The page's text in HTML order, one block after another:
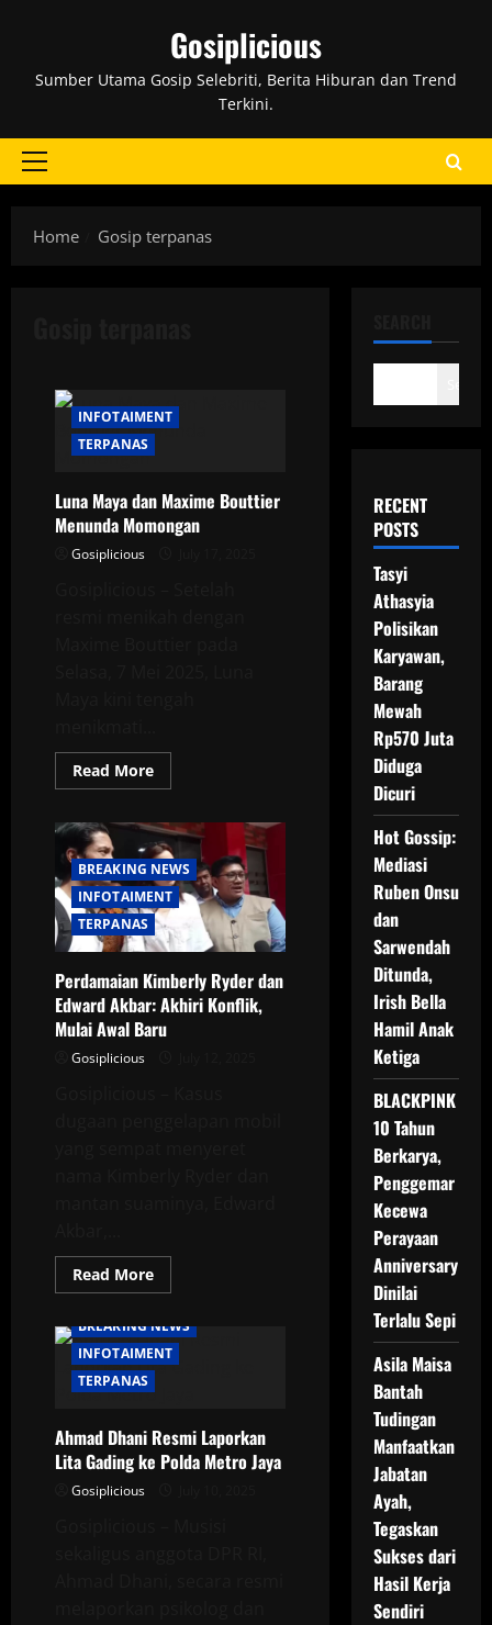
Gosiplicious
Sumber Utama Gosip Selebriti, Berita Hiburan dan Trend
Terkini.
Primary
Home
Gosip terpanas
INFOTAIMENT
TERPANAS
Luna Maya dan Maxime Bouttier
Menunda Momongan
Gosiplicious
Read MoreRead
more
Maya
dan
Maxime
Bouttier
Menunda
Momongan
BREAKING NEWS
INFOTAIMENT
TERPANAS
Perdamaian Kimberly Ryder dan
Edward Akbar: Akhiri Konflik,
Mulai Awal Baru
Gosiplicious
Read MoreRead
more
Kimberly
Ryder
dan
Akbar:
Konflik,
Mulai
Awal
Baru
BREAKING NEWS
INFOTAIMENT
TERPANAS
Ahmad Dhani Resmi Laporkan
Lita Gading ke Polda Metro Jaya
Gosiplicious
RECENT
POSTS
Tasyi
Athasyia
Polisikan
Karyawan,
Barang
Mewah
Rp570 Juta
Diduga
Dicuri
Hot Gossip:
Mediasi
Ruben Onsu
dan
Sarwendah
Ditunda,
Irish Bella
Hamil Anak
Ketiga
BLACKPINK
10 Tahun
Berkarya,
Penggemar
Kecewa
Perayaan
Anniversary
Dinilai
Terlalu Sepi
Asila Maisa
Bantah
Tudingan
Manfaatkan
Jabatan
Ayah,
Tegaskan
Sukses dari
Hasil Kerja
Sendiri